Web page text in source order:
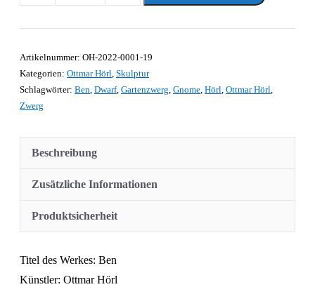
Hörl
Menge
Artikelnummer: OH-2022-0001-19
Kategorien: Ottmar Hörl, Skulptur
Schlagwörter: Ben, Dwarf, Gartenzwerg, Gnome, Hörl, Ottmar Hörl,
Zwerg
Beschreibung
Zusätzliche Informationen
Produktsicherheit
Titel des Werkes: Ben
Künstler: Ottmar Hörl